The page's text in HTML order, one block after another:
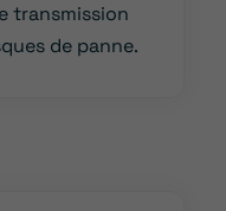
transmission
de panne.